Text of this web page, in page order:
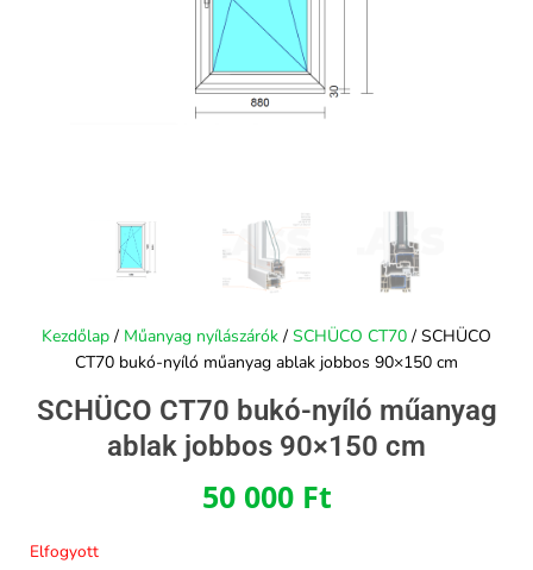
Kezdőlap / Műanyag nyílászárók / SCHÜCO CT70 / SCHÜCO
CT70 bukó-nyíló műanyag ablak jobbos 90×150 cm
SCHÜCO CT70 bukó-nyíló műanyag
ablak jobbos 90×150 cm
50 000 Ft
Elfogyott